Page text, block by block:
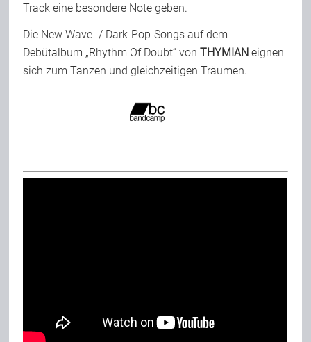
Track eine besondere Note geben.
Die New Wave- / Dark-Pop-Songs auf dem
Debütalbum „Rhythm Of Doubt“ vonTHYMIAN eignen
sich zum Tanzen und gleichzeitigen Träumen.